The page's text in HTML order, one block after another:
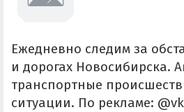
Ежедневно следим за
и дорогах Новосибирска.
транспортные
ситуации. По рекламе: